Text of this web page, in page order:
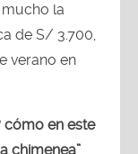
la
de S/ 3.700,
verano en
cómo en este
chimenea”